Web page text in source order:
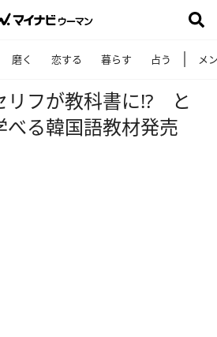
磨く 恋する 暮らす 占う メ
リフが教科書に!? と
べる韓国語教材発売